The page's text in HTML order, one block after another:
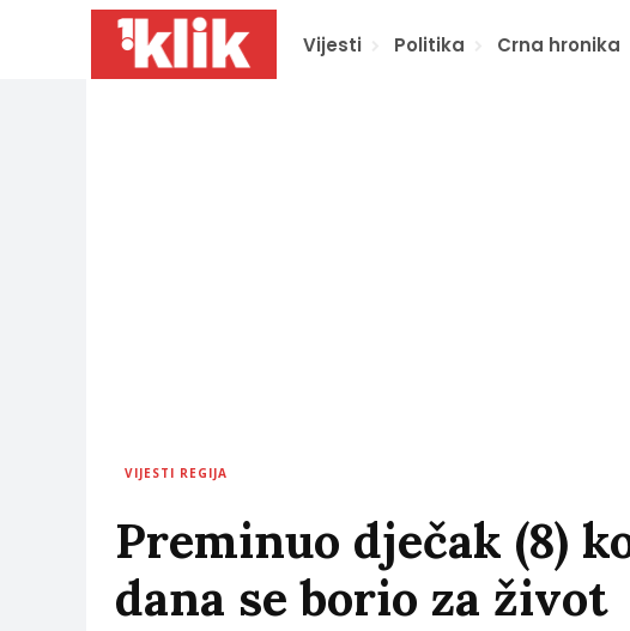
Vijesti Politika Crna hronika
VIJESTI REGIJA
Preminuo dječak (8)
dana se borio za život